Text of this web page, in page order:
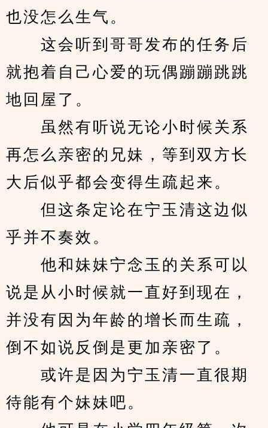
也没怎么生气。
这会听到哥哥发布的任务后
就抱着自己心爱的玩偶蹦蹦跳跳
地回屋了。
虽然有听说无论小时候关系
再怎么亲密的兄妹，等到双方长
大后似乎都会变得生疏起来。
但这条定论在宁玉清这边似
乎并不奏效。
他和妹妹宁念玉的关系可以
说是从小时候就一直好到现在，
并没有因为年龄的增长而生疏，
倒不如说反倒是更加亲密了。
或许是因为宁玉清一直很期
待能有个妹妹吧。